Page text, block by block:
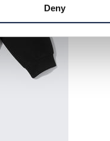
Deny